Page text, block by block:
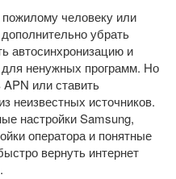
человеку или
убрать
автосинхронизацию и
ненужных программ. Но
или ставить
неизвестных источников.
настройки Samsung,
оператора и понятные
вернуть интернет